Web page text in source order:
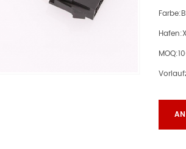
Farbe:
Hafen:
MOQ: